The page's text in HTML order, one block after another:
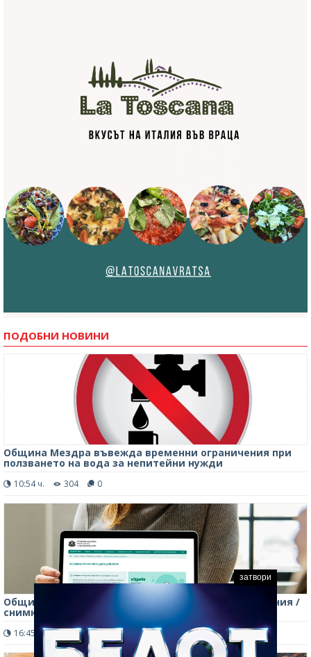
ПОДОБНИ НОВИНИ
Община Мездра въвежда временни ограничения при
ползването на вода за непитейни нужди
10:54 ч. 304 0
Община Мездра провежда информационна кампания /
снимки/
16:45 ч. 0
затвори